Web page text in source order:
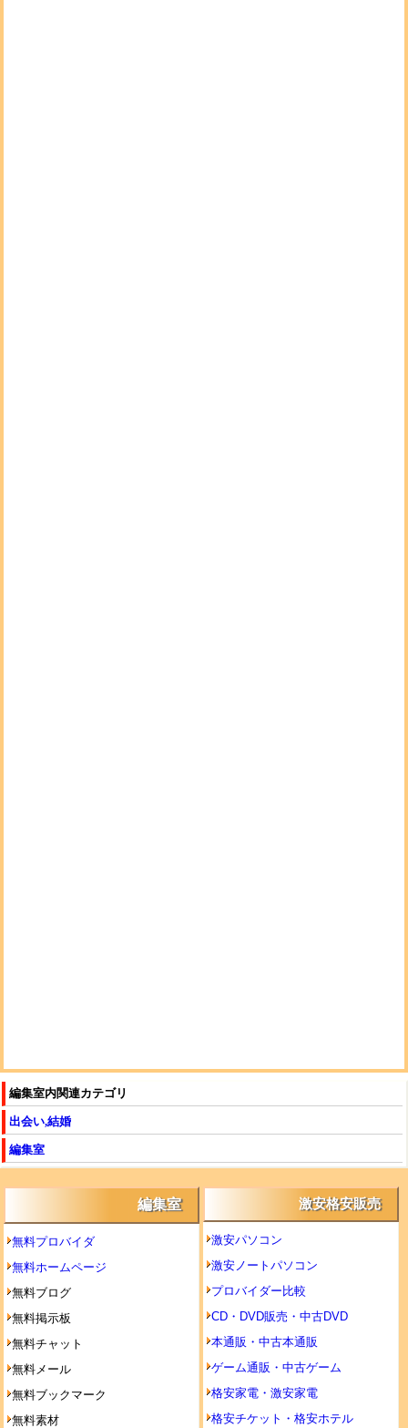
編集室内関連カテゴリ
出会い,結婚
編集室
編集室
無料プロバイダ
無料ホームページ
無料ブログ
無料掲示板
無料チャット
無料メール
無料ブックマーク
無料素材
激安格安販売
激安パソコン
激安ノートパソコン
プロバイダー比較
CD・DVD販売・中古DVD
本通販・中古本通販
ゲーム通販・中古ゲーム
格安家電・激安家電
格安チケット・格安ホテル